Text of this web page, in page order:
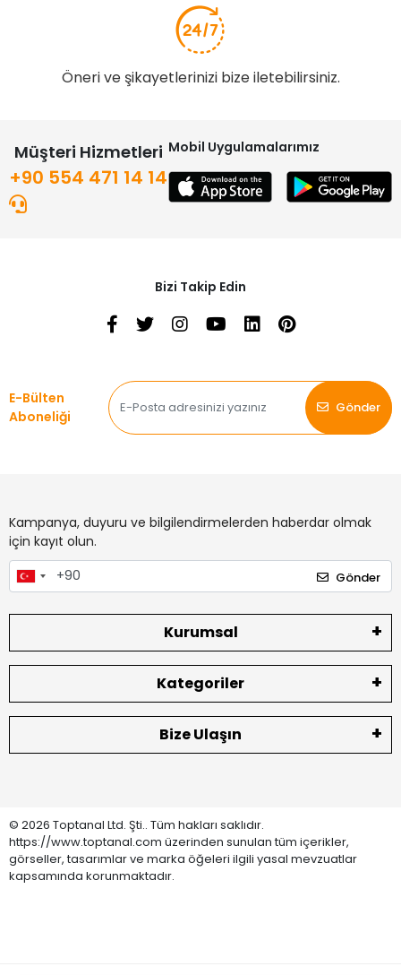
Öneri ve şikayetlerinizi bize iletebilirsiniz.
Müşteri Hizmetleri
+90 554 471 14 14
Mobil Uygulamalarımız
Bizi Takip Edin
E-Bülten
Aboneliği
Gönder
Kampanya, duyuru ve bilgilendirmelerden haberdar olmak
için kayıt olun.
Gönder
Kurumsal
Kategoriler
Bize Ulaşın
© 2026 Toptanal Ltd. Şti.. Tüm hakları saklıdır.
https://www.toptanal.com üzerinden sunulan tüm içerikler,
görseller, tasarımlar ve marka öğeleri ilgili yasal mevzuatlar
kapsamında korunmaktadır.